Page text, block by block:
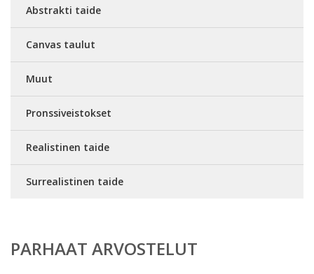
Abstrakti taide
Canvas taulut
Muut
Pronssiveistokset
Realistinen taide
Surrealistinen taide
PARHAAT ARVOSTELUT